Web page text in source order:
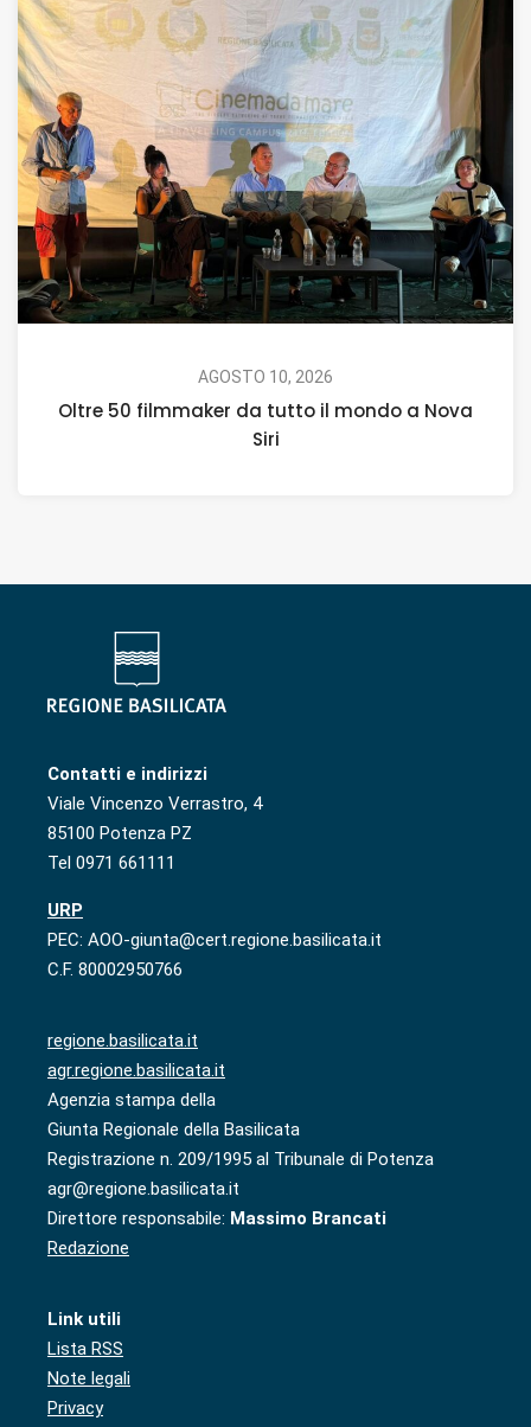
AGOSTO 10, 2026
Oltre 50 filmmaker da tutto il mondo a Nova
Siri
Contatti e indirizzi
Viale Vincenzo Verrastro, 4
85100 Potenza PZ
Tel 0971 661111
URP
PEC: AOO-giunta@cert.regione.basilicata.it
C.F. 80002950766
regione.basilicata.it
agr.regione.basilicata.it
Agenzia stampa della
Giunta Regionale della Basilicata
Registrazione n. 209/1995 al Tribunale di Potenza
agr@regione.basilicata.it
Direttore responsabile: Massimo Brancati
Redazione
Link utili
Lista RSS
Note legali
Privacy